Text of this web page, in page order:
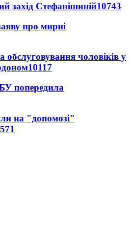
захід Стефанішиній10743
про мирні
обслуговування чоловіків у
10117
попередила
на "допомозі"